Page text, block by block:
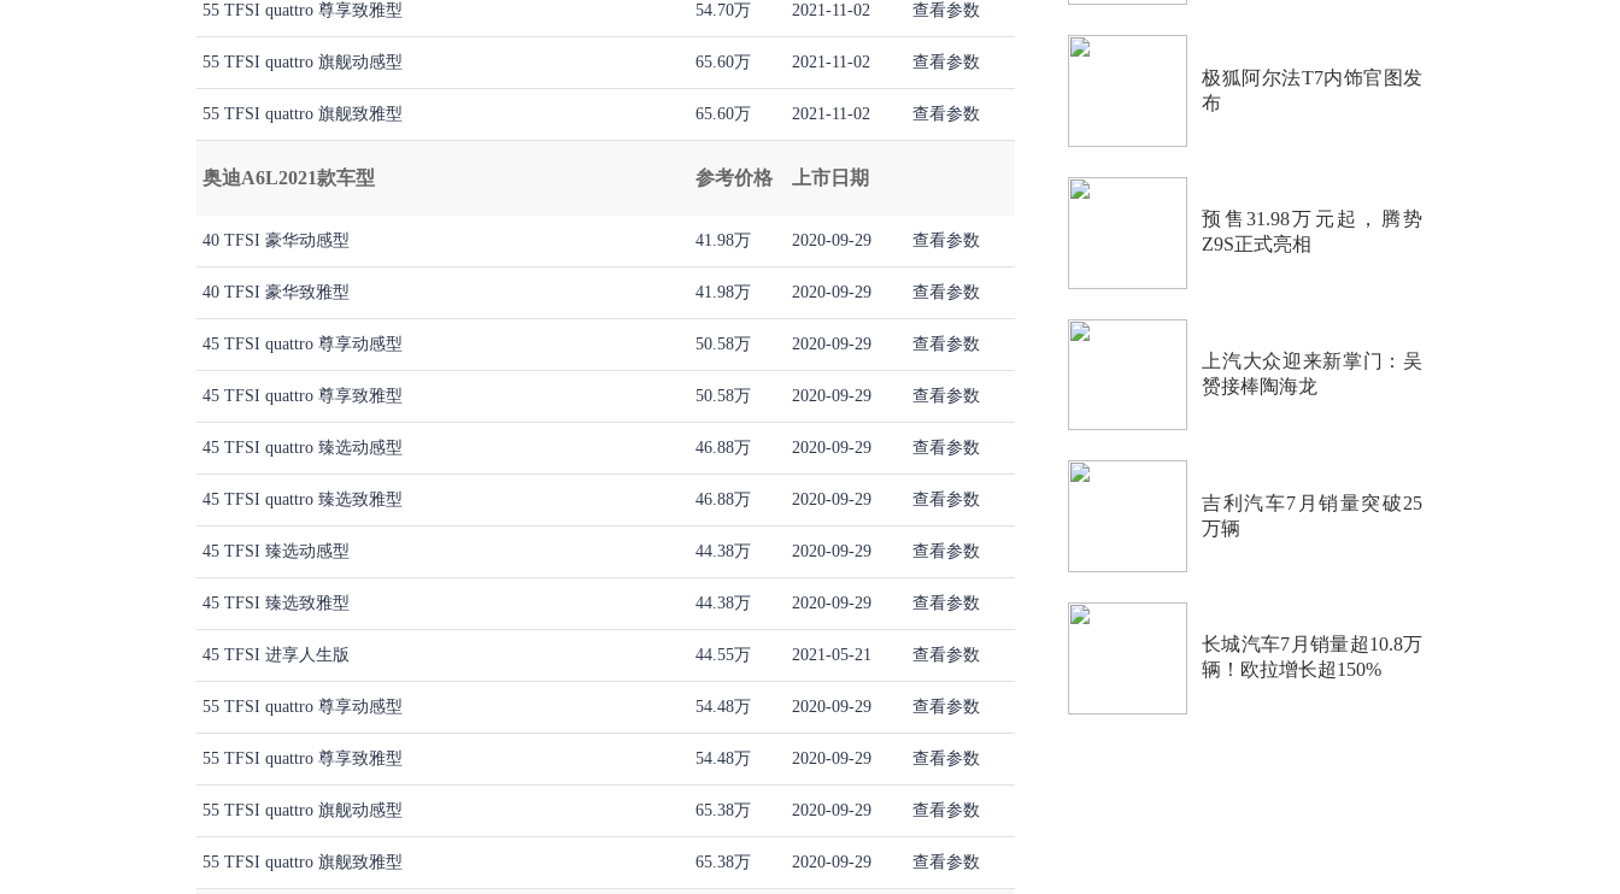
55 TFSI quattro 尊享致雅型 54.70万 2021-11-02 查看参数
55 TFSI quattro 旗舰动感型 65.60万 2021-11-02 查看参数
55 TFSI quattro 旗舰致雅型 65.60万 2021-11-02 查看参数
奥迪A6L2021款车型 参考价格 上市日期
40 TFSI 豪华动感型 41.98万 2020-09-29 查看参数
40 TFSI 豪华致雅型 41.98万 2020-09-29 查看参数
45 TFSI quattro 尊享动感型 50.58万 2020-09-29 查看参数
45 TFSI quattro 尊享致雅型 50.58万 2020-09-29 查看参数
45 TFSI quattro 臻选动感型 46.88万 2020-09-29 查看参数
45 TFSI quattro 臻选致雅型 46.88万 2020-09-29 查看参数
45 TFSI 臻选动感型 44.38万 2020-09-29 查看参数
45 TFSI 臻选致雅型 44.38万 2020-09-29 查看参数
45 TFSI 进享人生版 44.55万 2021-05-21 查看参数
55 TFSI quattro 尊享动感型 54.48万 2020-09-29 查看参数
55 TFSI quattro 尊享致雅型 54.48万 2020-09-29 查看参数
55 TFSI quattro 旗舰动感型 65.38万 2020-09-29 查看参数
55 TFSI quattro 旗舰致雅型 65.38万 2020-09-29 查看参数
极狐阿尔法T7内饰官图发
布
预售31.98万元起，腾势
Z9S正式亮相
上汽大众迎来新掌门：吴
赟接棒陶海龙
吉利汽车7月销量突破25
万辆
长城汽车7月销量超10.8万
辆！欧拉增长超150%